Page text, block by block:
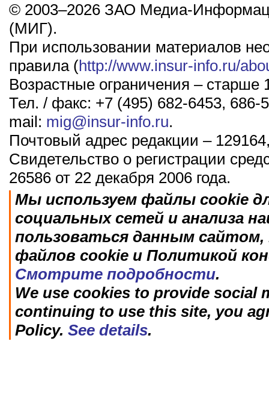
© 2003–2026 ЗАО Медиа-
(МИГ).
При использовании материалов
правила (http://www.insur-info.ru/
Возрастные ограничения – старше
Тел. / факс: +7 (495) 682-6453, 686-
mail: mig@insur-info.ru.
Почтовый адрес редакции –
Свидетельство о регистрации
26586 от 22 декабря 2006 года.
Мы используем файлы cookie
социальных сетей и анализа
пользоваться данным
файлов cookie и Политикой
Смотрите подробности.
We use cookies to provide social
continuing to use this site, you
Policy. See details.